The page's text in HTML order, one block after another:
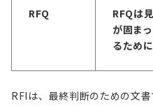
RFQ
RFQは
が固ま
るため
RFIは、最終判断のための文